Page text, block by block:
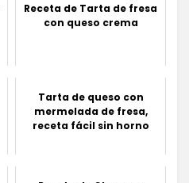
Receta de Tarta de fresa
con queso crema
Tarta de queso con
mermelada de fresa,
receta fácil sin horno